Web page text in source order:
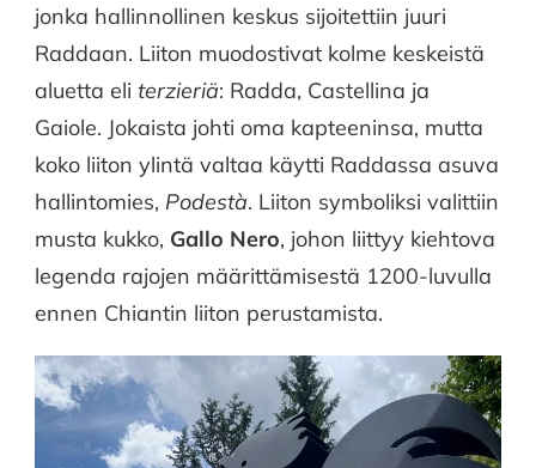
jonka hallinnollinen keskus sijoitettiin juuri
Raddaan. Liiton muodostivat kolme keskeistä
aluetta eli terzieriä: Radda, Castellina ja
Gaiole. Jokaista johti oma kapteeninsa, mutta
koko liiton ylintä valtaa käytti Raddassa asuva
hallintomies, Podestà. Liiton symboliksi valittiin
musta kukko, Gallo Nero, johon liittyy kiehtova
legenda rajojen määrittämisestä 1200-luvulla
ennen Chiantin liiton perustamista.